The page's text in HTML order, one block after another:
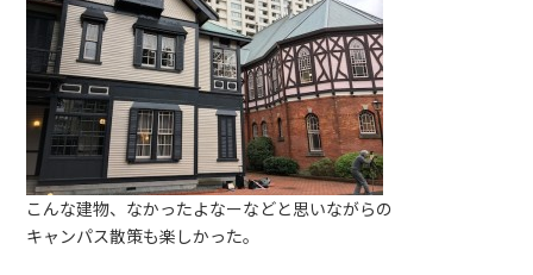
こんな建物、なかったよなーなどと思いながらの
キャンパス散策も楽しかった。